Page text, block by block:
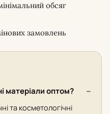
обсяг
замовлень
матеріали оптом?
та косметологічні